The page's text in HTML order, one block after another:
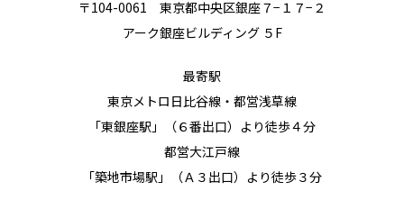
〒104-0061 東京都中央区銀座７−１７−２
アーク銀座ビルディング ５F
最寄駅
東京メトロ日比谷線・都営浅草線
「東銀座駅」（６番出口）より徒歩４分
都営大江戸線
「築地市場駅」（Ａ３出口）より徒歩３分